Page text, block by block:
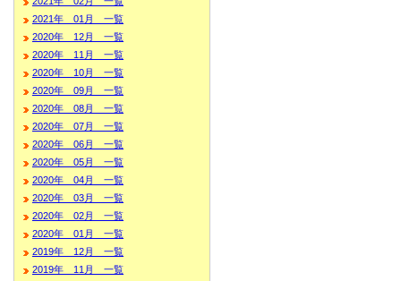
2021年 01月 一覧
2020年 12月 一覧
2020年 11月 一覧
2020年 10月 一覧
2020年 09月 一覧
2020年 08月 一覧
2020年 07月 一覧
2020年 06月 一覧
2020年 05月 一覧
2020年 04月 一覧
2020年 03月 一覧
2020年 02月 一覧
2020年 01月 一覧
2019年 12月 一覧
2019年 11月 一覧